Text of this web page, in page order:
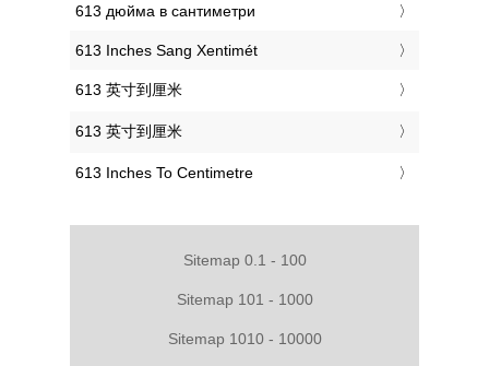
‎613 дюйма в сантиметри
‎613 Inches Sang Xentimét
‎613 英寸到厘米
‎613 英寸到厘米
‎613 Inches To Centimetre
Sitemap 0.1 - 100
Sitemap 101 - 1000
Sitemap 1010 - 10000